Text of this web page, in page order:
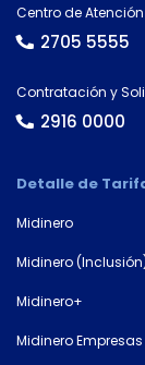
Tipo
de
Tipo de
Centro de
2705 5555
Contratación y
2916 0000
Detalle de
Midinero
Midinero
Midinero+
Midinero Empresas